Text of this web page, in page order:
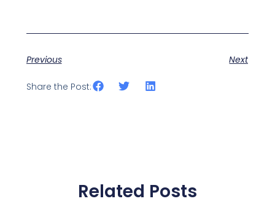
Previous Next
Share the Post:
Related Posts